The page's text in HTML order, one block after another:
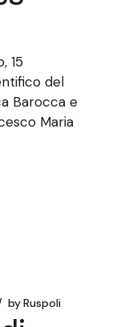
15
del
Barocca e
Maria
byRuspoli